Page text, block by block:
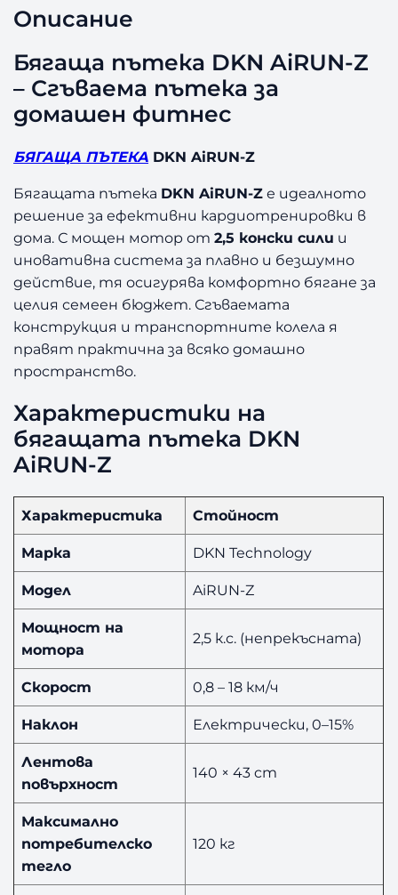
K
A
U
-
Описание
Бягаща пътека DKN AiRUN-Z
– Сгъваема пътека за
домашен фитнес
БЯГАЩА ПЪТЕКА DKN AiRUN-Z
Бягащата пътека DKN AiRUN-Z е идеалното
решение за ефективни кардиотренировки в
дома. С мощен мотор от2,5 конски сили и
иновативна система за плавно и безшумно
действие, тя осигурява комфортно бягане за
целия семеен бюджет. Сгъваемата
конструкция и транспортните колела я
правят практична за всяко домашно
пространство.
Характеристики на
бягащата пътека DKN
AiRUN-Z
Характеристика Стойност
Марка DKN Technology
Модел AiRUN-Z
Мощност на
мотора
2,5 к.с. (непрекъсната)
Скорост 0,8 – 18 км/ч
Наклон Електрически, 0–15%
Лентова
повърхност
140 × 43 cm
Максимално
потребителско
тегло
120 кг